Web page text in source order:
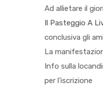
Ad allietare il
Il Pasteggio A
conclusiva gli
La
Info sulla
per l’iscrizione